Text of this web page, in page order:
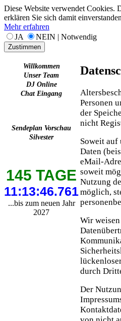
Diese Website verwendet Cookies.
erklären Sie sich damit
Mehr erfahren
JA
NEIN | Notwendig
Zustimmen
Willkommen
Unser Team
DJ Online
Chat Eingang
Sendeplan Vorschau
Silvester
145 TAGE
11:13:46.407
...bis zum neuen Jahr
2027
Personen
der
nicht
Soweit auf
Daten
eMail-
soweit
Nutzung
möglich,
Wir
durch
Der